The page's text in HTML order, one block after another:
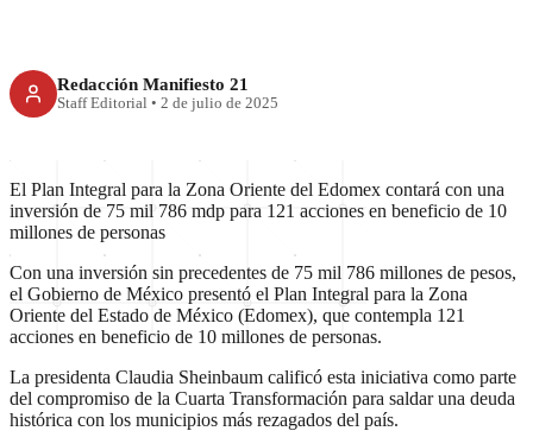
Redacción Manifiesto 21
Staff Editorial • 2 de julio de 2025
El Plan Integral para la Zona Oriente del Edomex contará con una
inversión de 75 mil 786 mdp para 121 acciones en beneficio de 10
millones de personas
Con una inversión sin precedentes de 75 mil 786 millones de pesos,
el Gobierno de México presentó el Plan Integral para la Zona
Oriente del Estado de México (Edomex), que contempla 121
acciones en beneficio de 10 millones de personas.
La presidenta Claudia Sheinbaum calificó esta iniciativa como parte
del compromiso de la Cuarta Transformación para saldar una deuda
histórica con los municipios más rezagados del país.